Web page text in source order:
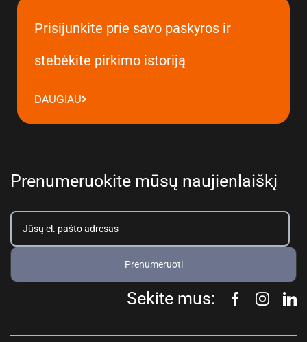
Prisijunkite prie savo paskyros ir
stebėkite pirkimo istoriją
DAUGIAU
Prenumeruokite mūsų naujienlaiškį
Prenumeruoti
Sekite mus: